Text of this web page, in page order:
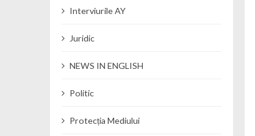
Interviurile AY
Juridic
NEWS IN ENGLISH
Politic
Protecția Mediului